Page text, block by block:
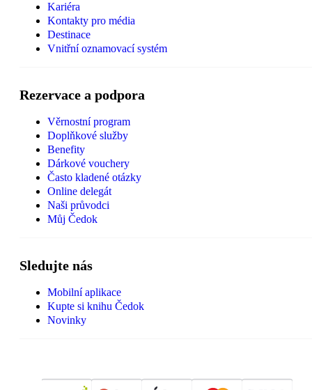
Kariéra
Kontakty pro média
Destinace
Vnitřní oznamovací systém
Rezervace a podpora
Věrnostní program
Doplňkové služby
Benefity
Dárkové vouchery
Často kladené otázky
Online delegát
Naši průvodci
Můj Čedok
Sledujte nás
Mobilní aplikace
Kupte si knihu Čedok
Novinky